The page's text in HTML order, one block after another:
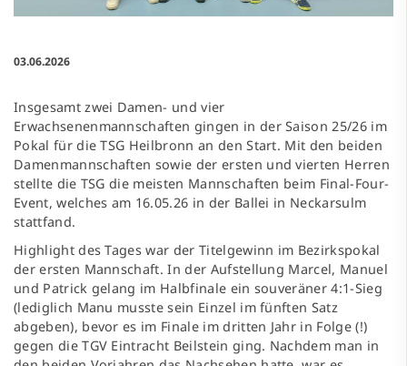
03.06.2026
Insgesamt zwei Damen- und vier
Erwachsenenmannschaften gingen in der Saison 25/26 im
Pokal für die TSG Heilbronn an den Start. Mit den beiden
Damenmannschaften sowie der ersten und vierten Herren
stellte die TSG die meisten Mannschaften beim Final-Four-
Event, welches am 16.05.26 in der Ballei in Neckarsulm
stattfand.
Highlight des Tages war der Titelgewinn im Bezirkspokal
der ersten Mannschaft. In der Aufstellung Marcel, Manuel
und Patrick gelang im Halbfinale ein souveräner 4:1-Sieg
(lediglich Manu musste sein Einzel im fünften Satz
abgeben), bevor es im Finale im dritten Jahr in Folge (!)
gegen die TGV Eintracht Beilstein ging. Nachdem man in